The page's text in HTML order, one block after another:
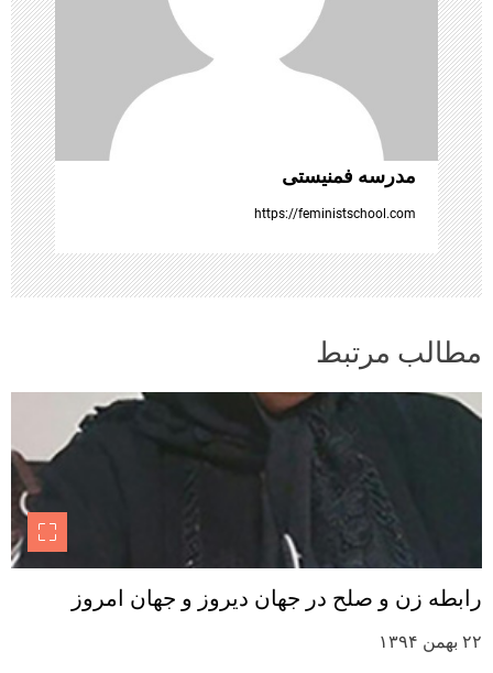
ت
ه‌
ه
ا
مدرسه فمنیستی
https://feministschool.com
مطالب مرتبط
رابطه زن و صلح در جهان دیروز و جهان امروز
۲۲ بهمن ۱۳۹۴